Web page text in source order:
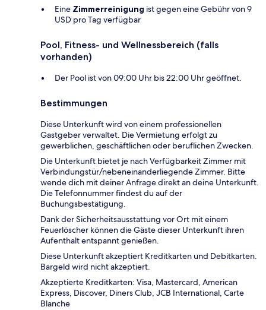
Eine Zimmerreinigung ist gegen eine Gebühr von 9
USD pro Tag verfügbar
Pool, Fitness- und Wellnessbereich (falls
vorhanden)
Der Pool ist von 09:00 Uhr bis 22:00 Uhr geöffnet.
Bestimmungen
Diese Unterkunft wird von einem professionellen
Gastgeber verwaltet. Die Vermietung erfolgt zu
gewerblichen, geschäftlichen oder beruflichen Zwecken.
Die Unterkunft bietet je nach Verfügbarkeit Zimmer mit
Verbindungstür/nebeneinanderliegende Zimmer. Bitte
wende dich mit deiner Anfrage direkt an deine Unterkunft.
Die Telefonnummer findest du auf der
Buchungsbestätigung.
Dank der Sicherheitsausstattung vor Ort mit einem
Feuerlöscher können die Gäste dieser Unterkunft ihren
Aufenthalt entspannt genießen.
Diese Unterkunft akzeptiert Kreditkarten und Debitkarten.
Bargeld wird nicht akzeptiert.
Akzeptierte Kreditkarten: Visa, Mastercard, American
Express, Discover, Diners Club, JCB International, Carte
Blanche